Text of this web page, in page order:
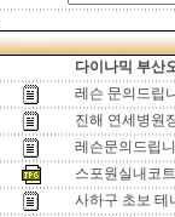
다이나믹 부산
레슨 문의드립
진해 연세병원
레슨문의드립
스포원실내코
사하구 초보 테